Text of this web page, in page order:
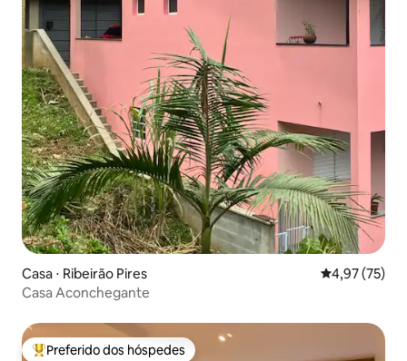
Casa ⋅ Ribeirão Pires 4,97 de uma
4,97 (75)
Casa Aconchegante
Entre os melhores preferidos dos hóspedes
Preferido dos hóspedes